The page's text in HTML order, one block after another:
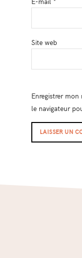
Site web
Enregistrer
le navigateur